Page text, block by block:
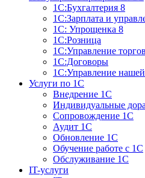
1С:Бухгалтерия 8
1С:Зарплата и
1С: Упрощенка 8
1С:Розница
1С:Управление
1С:Договоры
1С:Управление
Услуги по 1С
Внедрение 1С
Индивидуальные
Сопровождение 1С
Аудит 1С
Обновление 1С
Обучение работе с 1С
Обслуживание 1С
IT-услуги